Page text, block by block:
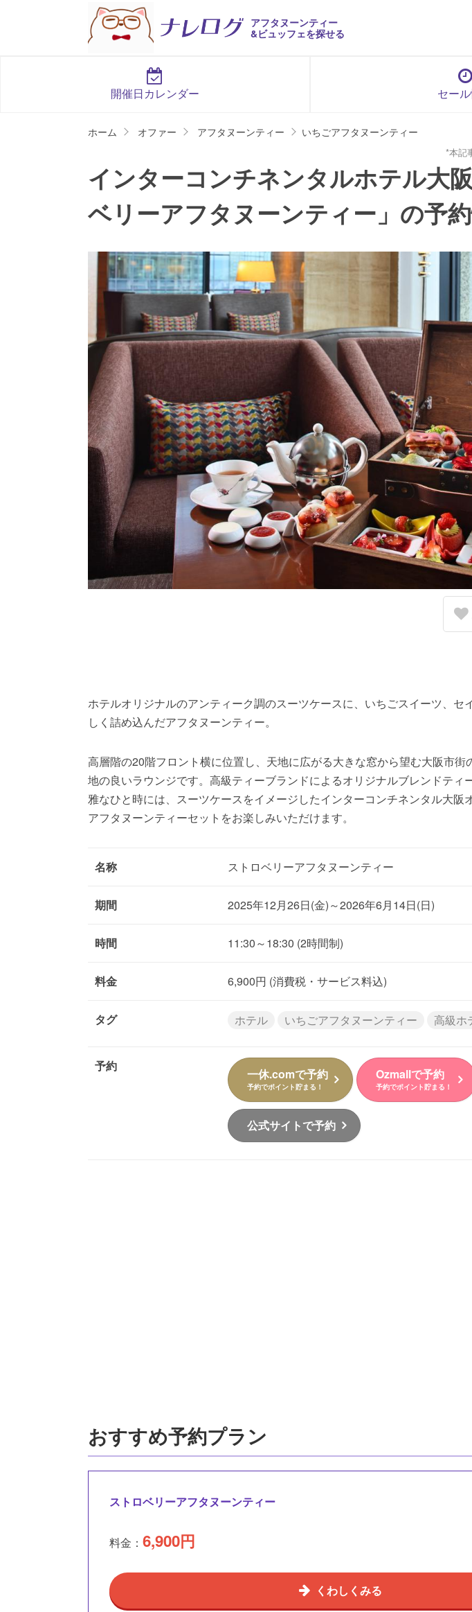
アフタヌーンティー
&ビュッフェを探せる
開催日カレンダー セー
ホーム オファー アフタヌーンティー いちごアフタヌーンティー
*本記
インターコンチネンタルホテル大
ベリーアフタヌーンティー」の予
ホテルオリジナルのアンティーク調のスーツケースに、いちごスイーツ、セ
しく詰め込んだアフタヌーンティー。
高層階の20階フロント横に位置し、天地に広がる大きな窓から望む大阪市街
地の良いラウンジです。高級ティーブランドによるオリジナルブレンドティ
雅なひと時には、スーツケースをイメージしたインターコンチネンタル大阪
アフタヌーンティーセットをお楽しみいただけます。
名称 ストロベリーアフタヌーンティー
期間 2025年12月26日(金)～2026年6月14日(日)
時間 11:30～18:30 (2時間制)
料金 6,900円 (消費税・サービス料込)
タグ ホテル いちごアフタヌーンティー 高級ホ
予約
一休.comで予約
予約でポイント貯まる！
Ozmallで予約
予約でポイント貯まる！
公式サイトで予約
おすすめ予約プラン
ストロベリーアフタヌーンティー
料金： 6,900円
くわしくみる